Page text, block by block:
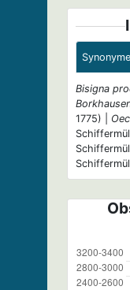
Bisigna
1775) |